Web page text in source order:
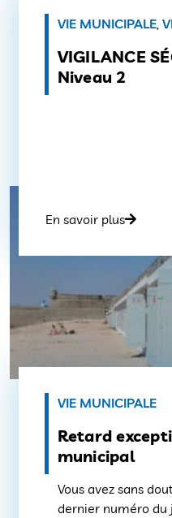
VIE MUNICIPALE,
VIGILANCE
Niveau 2
En savoir plus
VIE MUNICIPALE
Retard
municipal
Vous avez sans
dernier numéro du